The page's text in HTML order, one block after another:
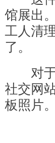
馆展出
工人清
了。
对于
社交网
板照片。